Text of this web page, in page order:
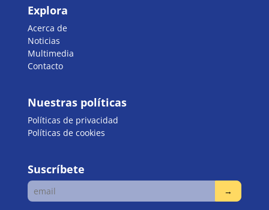
Explora
Acerca de
Noticias
Multimedia
Contacto
Nuestras políticas
Políticas de privacidad
Políticas de cookies
Suscríbete